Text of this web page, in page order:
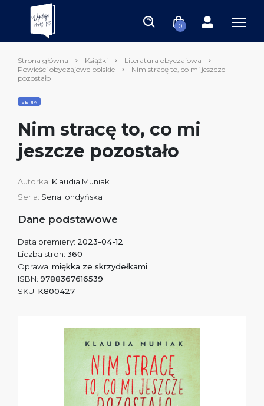
0
Strona główna Książki
Literatura obyczajowa
Powieści obyczajowe polskie
Nim stracę to, co mi jeszcze
pozostało
SERIA
Nim stracę to, co mi
jeszcze pozostało
Autorka: Klaudia Muniak
Seria: Seria londyńska
Dane podstawowe
Data premiery: 2023-04-12
Liczba stron: 360
Oprawa: miękka ze skrzydełkami
ISBN: 9788367616539
SKU: K800427